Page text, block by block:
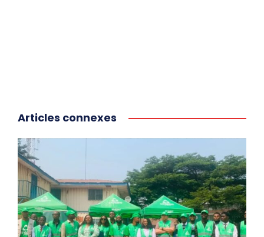
Articles connexes